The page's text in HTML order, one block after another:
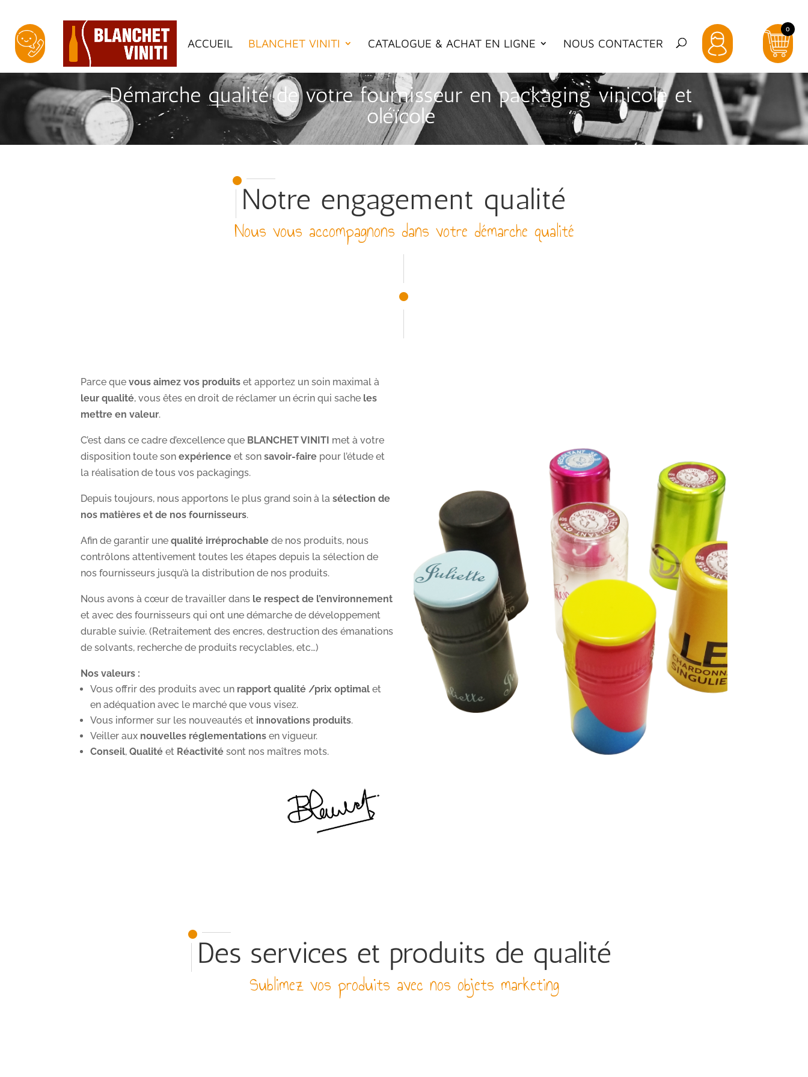
ACCUEIL BLANCHET VINITI CATALOGUE & ACHAT EN LIGNE NOUS CONTACTER
0
Démarche qualité de votre fournisseur en packaging vinicole et
oléïcole
Notre engagement qualité
Nous vous accompagnons dans votre démarche qualité
Parce quevous aimez vos produits et apportez un soin maximal à
leur qualité, vous êtes en droit de réclamer un écrin qui sache les
mettre en valeur.
C’est dans ce cadre d’excellence que BLANCHET VINITI met à votre
disposition toute sonexpérience et sonsavoir-faire pour l’étude et
la réalisation de tous vos packagings.
Depuis toujours, nous apportons le plus grand soin à lasélection de
nos matières et de nos fournisseurs.
Afin de garantir une qualité irréprochable de nos produits, nous
contrôlons attentivement toutes les étapes depuis la sélection de
nos fournisseurs jusqu’à la distribution de nos produits.
Nous avons à cœur de travailler dans le respect de l’environnement
et avec des fournisseurs qui ont une démarche de développement
durable suivie. (Retraitement des encres, destruction des émanations
de solvants, recherche de produits recyclables, etc…)
Nos valeurs :
Vous offrir des produits avec un rapport qualité /prix optimal et
en adéquation avec le marché que vous visez.
Vous informer sur les nouveautés et innovations produits.
Veiller aux nouvelles réglementations en vigueur.
Conseil,Qualité et Réactivité sont nos maîtres mots.
Des services et produits de qualité
Sublimez vos produits avec nos objets marketing